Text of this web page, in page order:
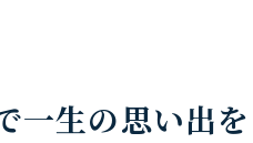
一生の思い出を